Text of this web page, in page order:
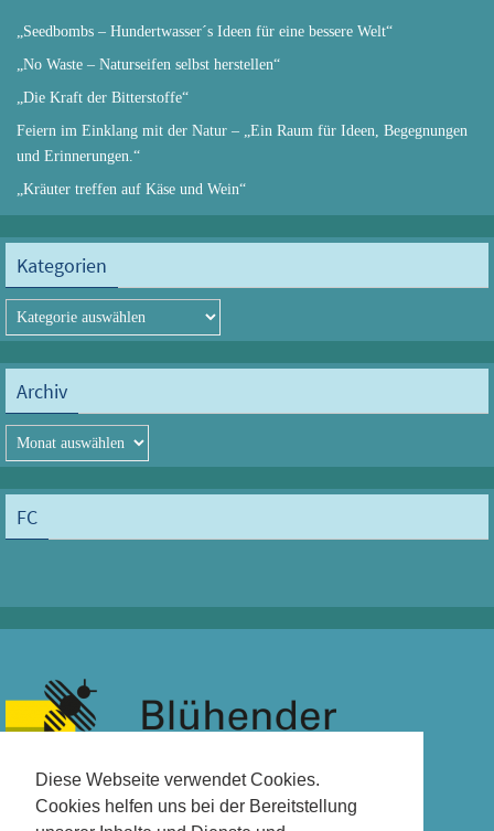
Diese Webseite verwendet Cookies.
Cookies helfen uns bei der Bereitstellung
„Seedbombs – Hundertwasser´s Ideen für eine bessere Welt“
„No Waste – Naturseifen selbst herstellen“
„Die Kraft der Bitterstoffe“
Feiern im Einklang mit der Natur – „Ein Raum für Ideen, Begegnungen
und Erinnerungen.“
„Kräuter treffen auf Käse und Wein“
Kategorien
Kategorien
Archiv
Archiv
FC